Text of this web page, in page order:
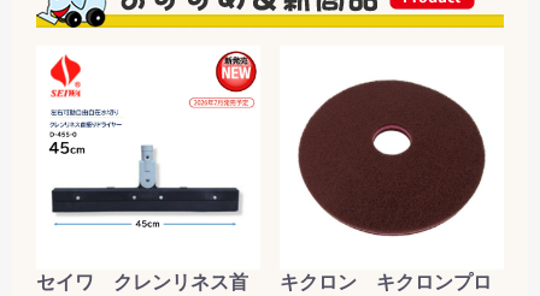
セイワ クレンリネス首
キクロン キクロンプロ